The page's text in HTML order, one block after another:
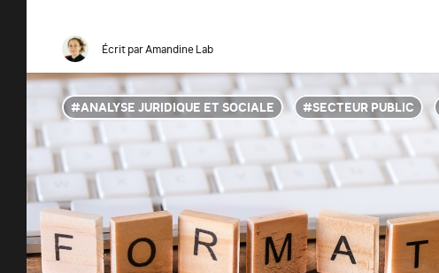
Écrit parAmandine Lab
ANALYSE JURIDIQUE ET SOCIALE SECTEUR PUBLIC